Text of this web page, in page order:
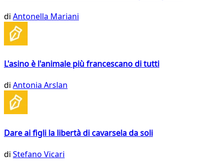
di Antonella Mariani
L'asino è l'animale più francescano di tutti
di Antonia Arslan
Dare ai figli la libertà di cavarsela da soli
di Stefano Vicari